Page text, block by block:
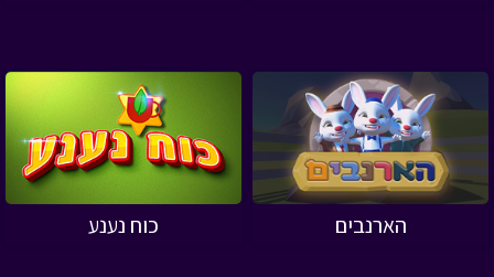
הארנבים כוח נענע